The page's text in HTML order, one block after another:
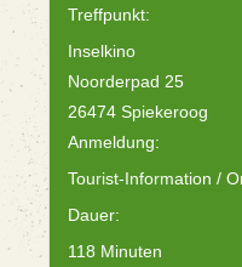
Treffpunkt:
Inselkino
Noorderpad 25
26474 Spiekeroog
Anmeldung:
Tourist-Information /
Dauer:
118 Minuten